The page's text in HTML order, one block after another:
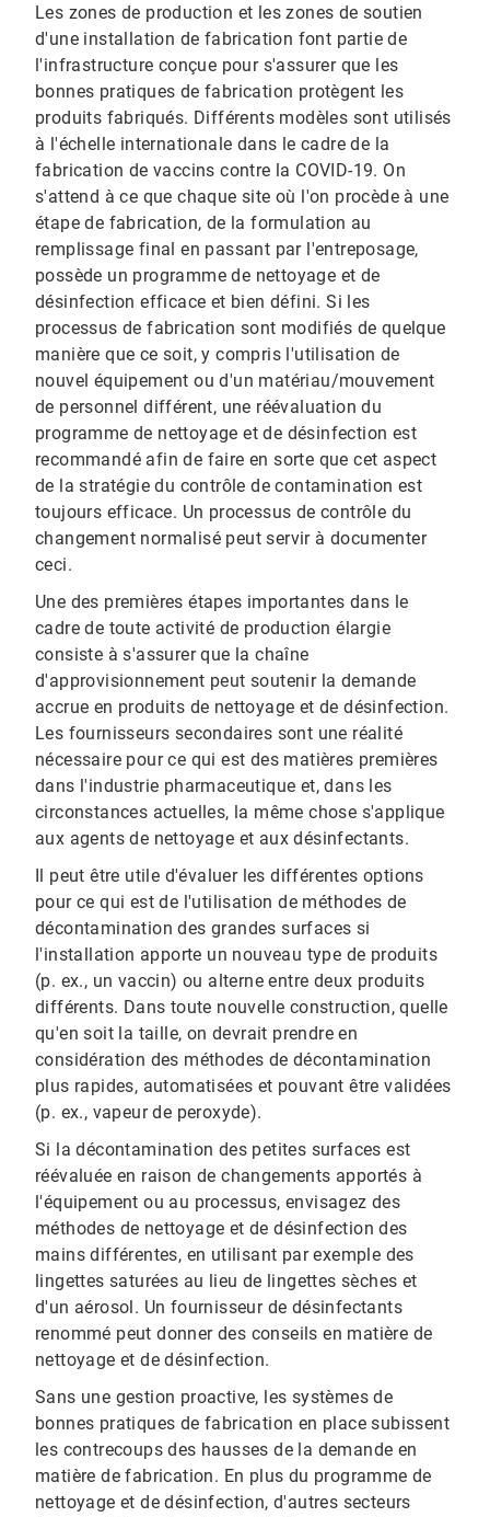
Les zones de production et les zones de soutien
d'une installation de fabrication font partie de
l'infrastructure conçue pour s'assurer que les
bonnes pratiques de fabrication protègent les
produits fabriqués. Différents modèles sont utilisés
à l'échelle internationale dans le cadre de la
fabrication de vaccins contre la COVID-19. On
s'attend à ce que chaque site où l'on procède à une
étape de fabrication, de la formulation au
remplissage final en passant par l'entreposage,
possède un programme de nettoyage et de
désinfection efficace et bien défini. Si les
processus de fabrication sont modifiés de quelque
manière que ce soit, y compris l'utilisation de
nouvel équipement ou d'un matériau/mouvement
de personnel différent, une réévaluation du
programme de nettoyage et de désinfection est
recommandé afin de faire en sorte que cet aspect
de la stratégie du contrôle de contamination est
toujours efficace. Un processus de contrôle du
changement normalisé peut servir à documenter
ceci.
Une des premières étapes importantes dans le
cadre de toute activité de production élargie
consiste à s'assurer que la chaîne
d'approvisionnement peut soutenir la demande
accrue en produits de nettoyage et de désinfection.
Les fournisseurs secondaires sont une réalité
nécessaire pour ce qui est des matières premières
dans l'industrie pharmaceutique et, dans les
circonstances actuelles, la même chose s'applique
aux agents de nettoyage et aux désinfectants.
Il peut être utile d'évaluer les différentes options
pour ce qui est de l'utilisation de méthodes de
décontamination des grandes surfaces si
l'installation apporte un nouveau type de produits
(p. ex., un vaccin) ou alterne entre deux produits
différents. Dans toute nouvelle construction, quelle
qu'en soit la taille, on devrait prendre en
considération des méthodes de décontamination
plus rapides, automatisées et pouvant être validées
(p. ex., vapeur de peroxyde).
Si la décontamination des petites surfaces est
réévaluée en raison de changements apportés à
l'équipement ou au processus, envisagez des
méthodes de nettoyage et de désinfection des
mains différentes, en utilisant par exemple des
lingettes saturées au lieu de lingettes sèches et
d'un aérosol. Un fournisseur de désinfectants
renommé peut donner des conseils en matière de
nettoyage et de désinfection.
Sans une gestion proactive, les systèmes de
bonnes pratiques de fabrication en place subissent
les contrecoups des hausses de la demande en
matière de fabrication. En plus du programme de
nettoyage et de désinfection, d'autres secteurs